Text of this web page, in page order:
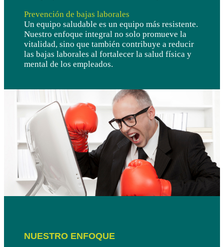
Prevención de bajas laborales
Un equipo saludable es un equipo más resistente.
Nuestro enfoque integral no solo promueve la
vitalidad, sino que también contribuye a reducir
las bajas laborales al fortalecer la salud física y
mental de los empleados.
NUESTRO ENFOQUE